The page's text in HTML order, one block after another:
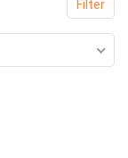
Filter